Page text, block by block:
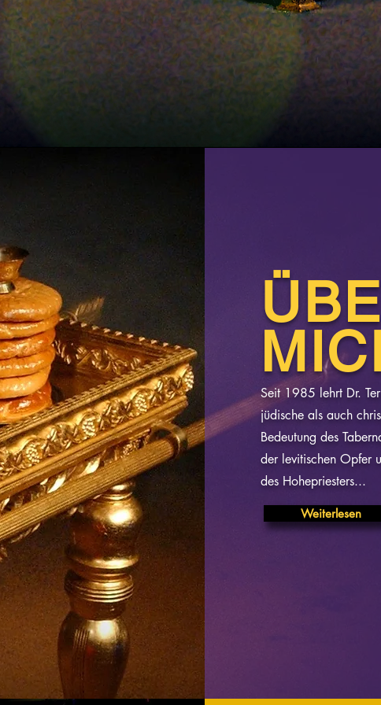
Seit 1985 lehrt Dr.
jüdische als auch
Bedeutung des
der levitischen Opfer
des Hohepriesters...
Weiterlesen